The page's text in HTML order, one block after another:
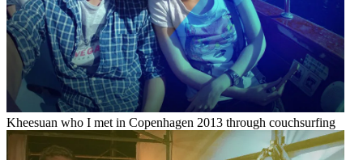
Kheesuan who I met in Copenhagen 2013 through couchsurfing